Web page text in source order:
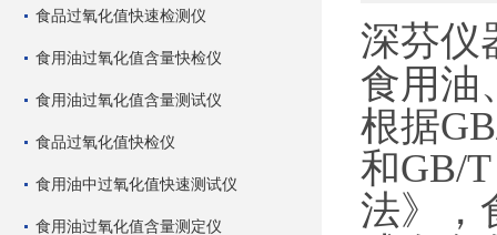
食品过氧化值快速检测仪
食用油过氧化值含量快检仪
食用油过氧化值含量测试仪
食品过氧化值快检仪
食用油中过氧化值快速测试仪
食用油过氧化值含量测定仪
深芬仪
食用油
根据
和GB/
法》，